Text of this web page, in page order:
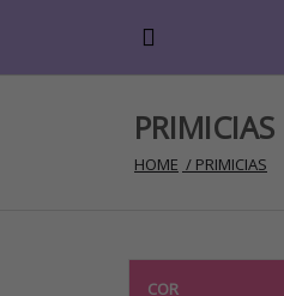
PRIMICIAS
HOME / PRIMICIAS
COR